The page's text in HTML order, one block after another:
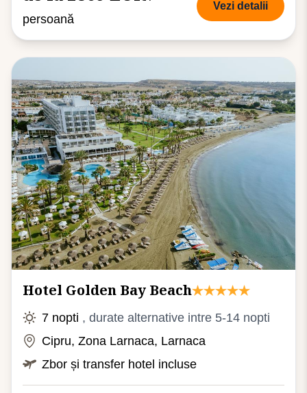
persoană
Vezi detalii
Hotel Golden Bay Beach
7 nopti , durate alternative intre 5-14 nopti
Cipru, Zona Larnaca, Larnaca
Zbor și transfer hotel incluse